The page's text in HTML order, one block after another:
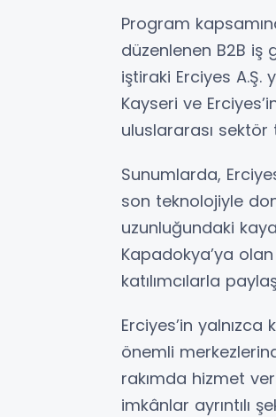
Program
düzenlenen B2B iş
iştiraki Erciyes A.Ş.
Kayseri ve
uluslararası sektör
Sunumlarda,
son teknolojiyle
uzunluğundaki
Kapadokya’ya
katılımcılarla
Erciyes’in
önemli
rakımda hizmet
imkânlar ayrıntılı